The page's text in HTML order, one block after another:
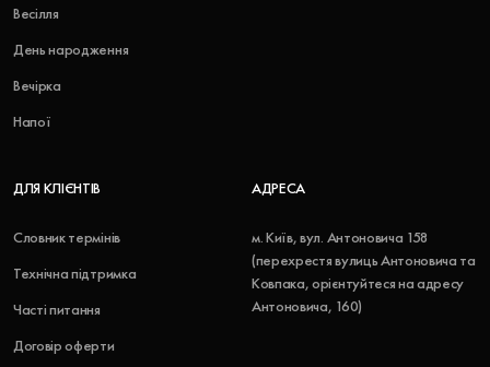
Весілля
День народження
Вечірка
Напої
ДЛЯ КЛІЄНТІВ
Словник термінів
Технічна підтримка
Часті питання
Договір оферти
АДРЕСА
м. Київ, вул. Антоновича 158
(перехрестя вулиць Антоновича та
Ковпака, орієнтуйтеся на адресу
Антоновича, 160)